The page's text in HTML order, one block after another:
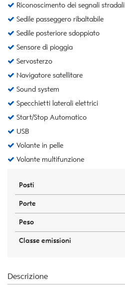
Riconoscimento dei segnali stradali
Sedile passeggero ribaltabile
Sedile posteriore sdoppiato
Sensore di pioggia
Servosterzo
Navigatore satellitare
Sound system
Specchietti laterali elettrici
Start/Stop Automatico
USB
Volante in pelle
Volante multifunzione
Posti
Porte
Peso
Classe emissioni
Descrizione